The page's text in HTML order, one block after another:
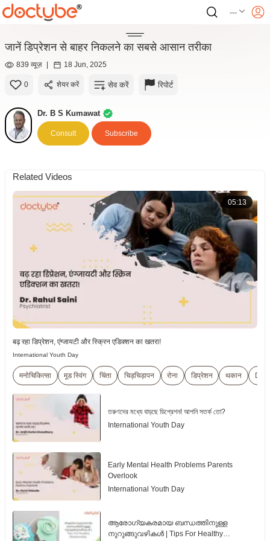
---
जानें डिप्रेशन से बाहर निकलने का सबसे आसान तरीका
839 व्यूज़ | 18 Jun, 2025
0 शेयर करें सेव करें रिपोर्ट
Dr. B S Kumawat
Consult Subscribe
Related Videos
05:13
बढ़ रहा डिप्रेशन, एंग्जायटी और स्क्रिन एडिक्शन का खतरा!
International Youth Day
मनोचिकित्सा मूड स्विंग चिंता चिड़चिड़ापन रोना डिप्रेशन थकान
তরুণদের মধ্যে বাড়ছে ডিপ্রেশন! আপনি সতর্ক তো?
International Youth Day
Early Mental Health Problems Parents
Overlook
International Youth Day
ആരോഗ്യകരമായ ബന്ധത്തിനുള്ള
നുറുങ്ങുവഴികൾ | Tips For Healthy